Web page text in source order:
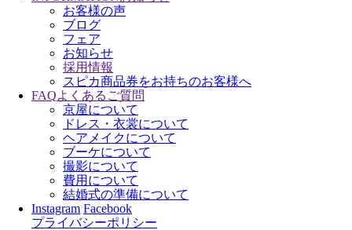
お客様の声
ブログ
フェア
お知らせ
採用情報
スピカ商品券をお持ちのお客様へ
FAQよくあるご質問
京屋について
ドレス・衣裳について
ヘアメイクについて
ブーケについて
撮影について
費用について
結婚式の準備について
Instagram Facebook
プライバシーポリシー